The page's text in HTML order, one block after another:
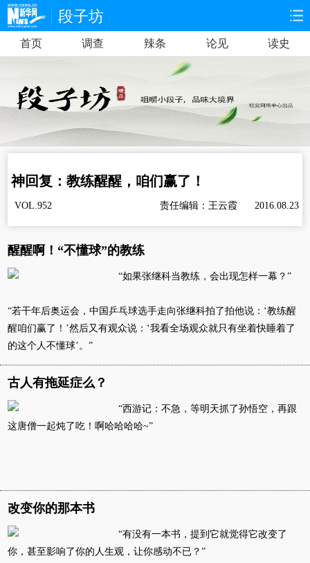
段子坊
首页 财经
娱乐 体育
法治
港澳 台湾 华人 汽车
科技 能源
图片 视频 彩票 食品
富媒体 摄影 新华广播
新华电视中文 新华电视英文 返回PC
首页 调查 辣条 论见 读史
神回复：教练醒醒，咱们赢了！
责任编辑：王云霞 2016.08.23
VOL.952
醒醒啊！“不懂球”的教练
“如果张继科当教练，会出现怎样一幕？”
“若干年后奥运会，中国乒乓球选手走向张继科拍了拍他说：‘教练醒
醒咱们赢了！’然后又有观众说：‘我看全场观众就只有坐着快睡着了
的这个人不懂球’。”
古人有拖延症么？
“西游记：不急，等明天抓了孙悟空，再跟
这唐僧一起炖了吃！啊哈哈哈哈~”
改变你的那本书
“有没有一本书，提到它就觉得它改变了
你，甚至影响了你的人生观，让你感动不已？”